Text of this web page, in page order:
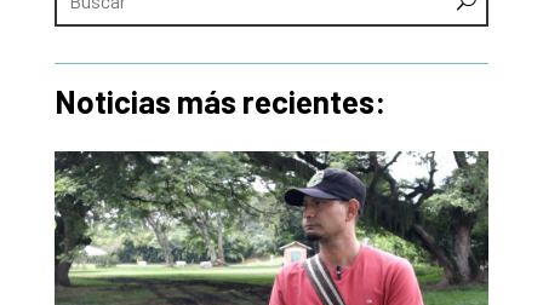
Noticias más recientes: